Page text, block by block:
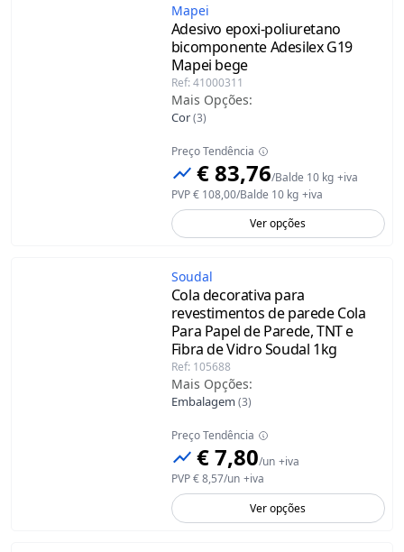
Mapei
Adesivo epoxi-poliuretano
bicomponente Adesilex G19
Mapei bege
Ref: 41000311
Mais Opções:
Cor(3)
Preço Tendência
€ 83,76/Balde 10 kg +iva
PVP€ 108,00/Balde 10 kg +iva
Ver opções
Soudal
Cola decorativa para
revestimentos de parede Cola
Para Papel de Parede, TNT e
Fibra de Vidro Soudal 1kg
Ref: 105688
Mais Opções:
Embalagem (3)
Preço Tendência
€ 7,80/un +iva
PVP€ 8,57/un +iva
Ver opções